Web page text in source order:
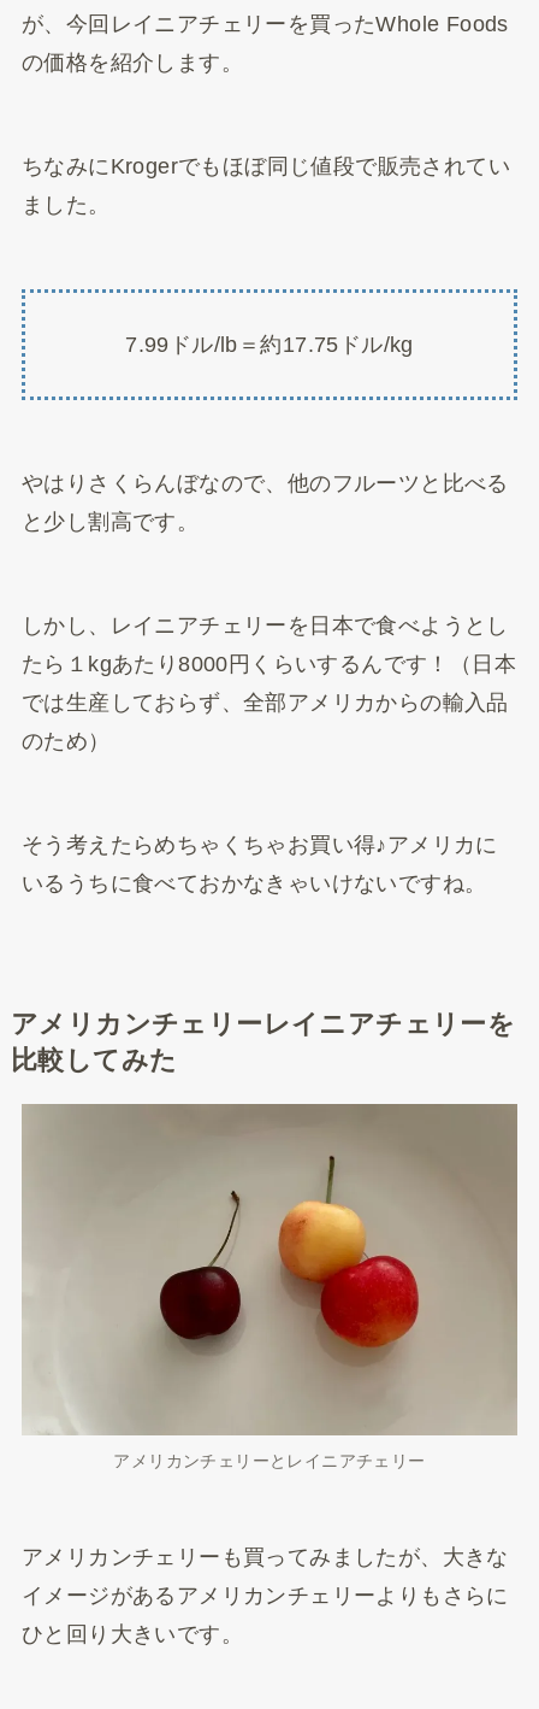
が、今回レイニアチェリーを買ったWhole Foods
の価格を紹介します。
ちなみにKrogerでもほぼ同じ値段で販売されてい
ました。
7.99ドル/lb＝約17.75ドル/kg
やはりさくらんぼなので、他のフルーツと比べる
と少し割高です。
しかし、レイニアチェリーを日本で食べようとし
たら１kgあたり8000円くらいするんです！（日本
では生産しておらず、全部アメリカからの輸入品
のため）
そう考えたらめちゃくちゃお買い得♪アメリカに
いるうちに食べておかなきゃいけないですね。
アメリカンチェリーレイニアチェリーを
比較してみた
アメリカンチェリーとレイニアチェリー
アメリカンチェリーも買ってみましたが、大きな
イメージがあるアメリカンチェリーよりもさらに
ひと回り大きいです。